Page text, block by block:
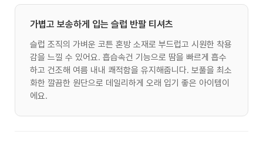
가볍고 보송하게 입는 슬럽 반팔 티셔츠
슬럽 조직의 가벼운 코튼 혼방 소재로 부드럽고 시원한 착용
감을 느낄 수 있어요. 흡습속건 기능으로 땀을 빠르게 흡수
하고 건조해 여름 내내 쾌적함을 유지해줍니다. 보풀을 최소
화한 깔끔한 원단으로 데일리하게 오래 입기 좋은 아이템이
에요.